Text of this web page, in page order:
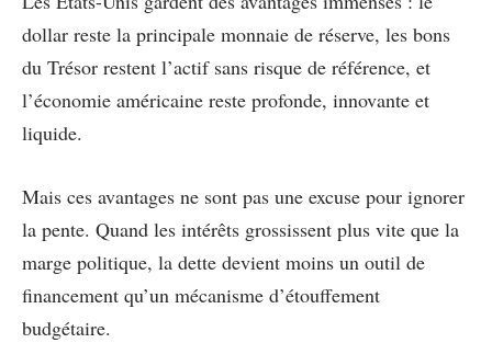
dollar reste la principale monnaie de réserve, les bons
du Trésor restent l’actif sans risque de référence, et
l’économie américaine reste profonde, innovante et
liquide.
Mais ces avantages ne sont pas une excuse pour ignorer
la pente. Quand les intérêts grossissent plus vite que la
marge politique, la dette devient moins un outil de
financement qu’un mécanisme d’étouffement
budgétaire.